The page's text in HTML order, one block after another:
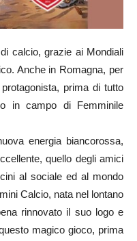
calcio, grazie ai Mondiali
Anche in Romagna, per
prima di tutto
in campo di Femminile
energia biancorossa,
quello degli amici
al sociale ed al mondo
Calcio, nata nel lontano
rinnovato il suo logo e
magico gioco, prima